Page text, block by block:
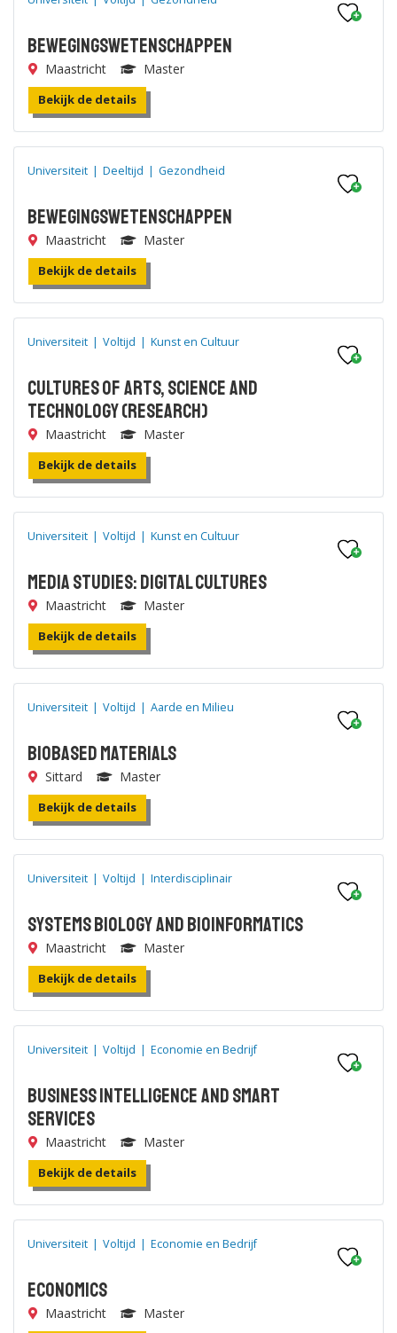
Bewegingswetenschappen
Maastricht Master
Bekijk de details
Universiteit | Deeltijd | Gezondheid
Bewegingswetenschappen
Maastricht Master
Bekijk de details
Universiteit | Voltijd | Kunst en Cultuur
Cultures of Arts, Science and
Technology (research)
Maastricht Master
Bekijk de details
Universiteit | Voltijd | Kunst en Cultuur
Media Studies: Digital Cultures
Maastricht Master
Bekijk de details
Universiteit | Voltijd | Aarde en Milieu
Biobased Materials
Sittard Master
Bekijk de details
Universiteit | Voltijd | Interdisciplinair
Systems Biology and Bioinformatics
Maastricht Master
Bekijk de details
Universiteit | Voltijd | Economie en Bedrijf
Business Intelligence and Smart
Services
Maastricht Master
Bekijk de details
Universiteit | Voltijd | Economie en Bedrijf
Economics
Maastricht Master